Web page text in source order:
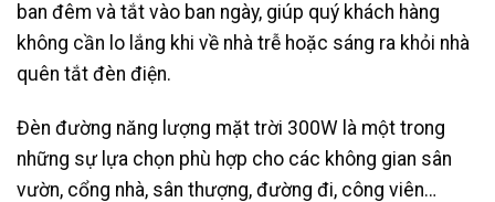
ban đêm và tắt vào ban ngày, giúp quý khách hàng
không cần lo lắng khi về nhà trễ hoặc sáng ra khỏi nhà
quên tắt đèn điện.
Đèn đường năng lượng mặt trời 300W là một trong
những sự lựa chọn phù hợp cho các không gian sân
vườn, cổng nhà, sân thượng, đường đi, công viên…